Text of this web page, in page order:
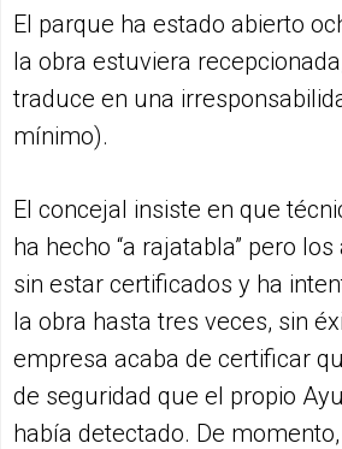
El parque ha estado abierto
la obra estuviera
traduce en una
mínimo).
El concejal insiste en que
ha hecho “a rajatabla” pero
sin estar certificados y ha
la obra hasta tres veces, sin
empresa acaba de certificar
de seguridad que el propio
había detectado. De